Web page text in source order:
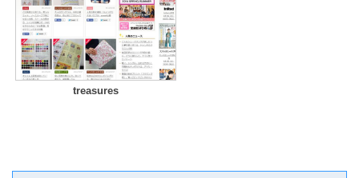
treasures